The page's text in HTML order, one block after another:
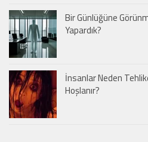
Bir Günlüğüne
Yapardık?
İnsanlar Neden
Hoşlanır?